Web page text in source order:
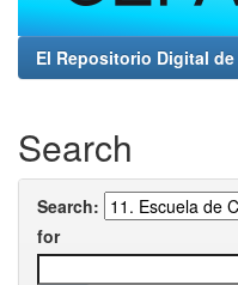
El Repositorio Digital
Search
Search:
for